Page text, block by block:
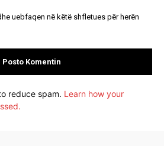
uebfaqen në këtë shfletues për herën
reduce spam. Learn how your